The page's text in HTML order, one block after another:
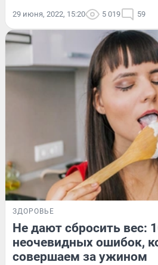
29 июня, 2022, 15:20 5 019 59
ЗДОРОВЬЕ
Не дают сбросить вес:
неочевидных ошибок,
совершаем за ужином